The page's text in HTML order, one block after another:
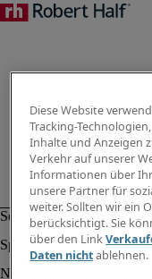
Diese Website
Tracking-
Inhalte und Anzeigen
Verkehr auf unserer
Informationen über
unsere Partner für
weiter. Sollten wir ein
berücksichtigt. Sie
über den Link
Daten nichtablehnen.